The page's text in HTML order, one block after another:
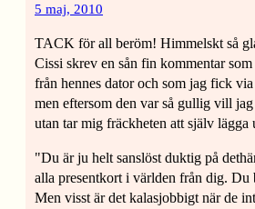
5 maj, 2010
TACK för all beröm! Himmelskt så
Cissi skrev en sån fin kommentar
från hennes dator och som jag fick
men eftersom den var så gullig vill
utan tar mig fräckheten att själv lägga
"Du är ju helt sanslöst duktig på
alla presentkort i världen från dig. Du
Men visst är det kalasjobbigt när de